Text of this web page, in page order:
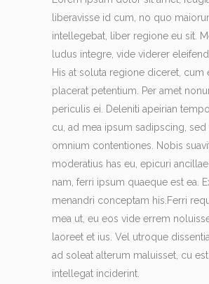
liberavisse id cum, no quo
intellegebat, liber regione eu sit.
ludus integre, vide viderer eleifend
His at soluta regione diceret, cum
placerat petentium. Per amet
periculis ei. Deleniti apeirian
cu, ad mea ipsum sadipscing, sed
omnium contentiones. Nobis
moderatius has eu, epicuri
nam, ferri ipsum quaeque est ea.
menandri conceptam his.Ferri
mea ut, eu eos vide errem
laoreet et ius. Vel utroque
ad soleat alterum maluisset, cu
intellegat inciderint.